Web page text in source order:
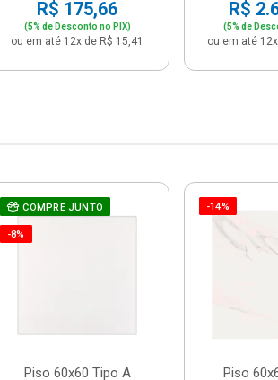
R$ 175,66
(5% de Desconto no PIX)
ou em até 12x de R$ 15,41
R$
(5% de
ou em até
COMPRE JUNTO
-8%
Piso 60x60 Tipo A
-14%
Piso